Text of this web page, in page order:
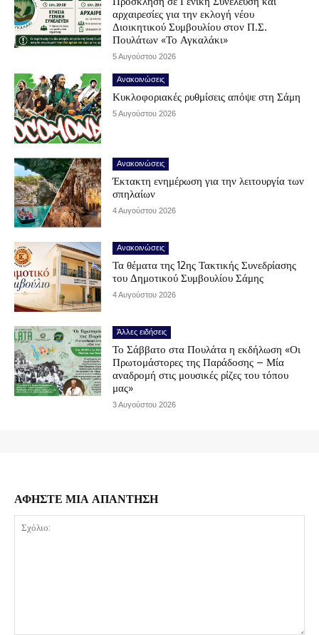
αρχαιρεσίες για την εκλογή νέου
Διοικητικού Συμβουλίου στον Π.Σ.
Πουλάτων «Το Αγκαλάκι»
5 Αυγούστου 2026
Ανακοινώσεις
Κυκλοφοριακές ρυθμίσεις απόψε στη Σάμη
5 Αυγούστου 2026
Ανακοινώσεις
Έκτακτη ενημέρωση για την λειτουργία των
σπηλαίων
4 Αυγούστου 2026
Ανακοινώσεις
Τα θέματα της 12ης Τακτικής Συνεδρίασης
του Δημοτικού Συμβουλίου Σάμης
4 Αυγούστου 2026
Άλλες ειδήσεις
Το Σάββατο στα Πουλάτα η εκδήλωση «Οι
Πρωτομάστορες της Παράδοσης – Μία
αναδρομή στις μουσικές ρίζες του τόπου
μας»
3 Αυγούστου 2026
ΑΦΗΣΤΕ ΜΙΑ ΑΠΑΝΤΗΣΗ